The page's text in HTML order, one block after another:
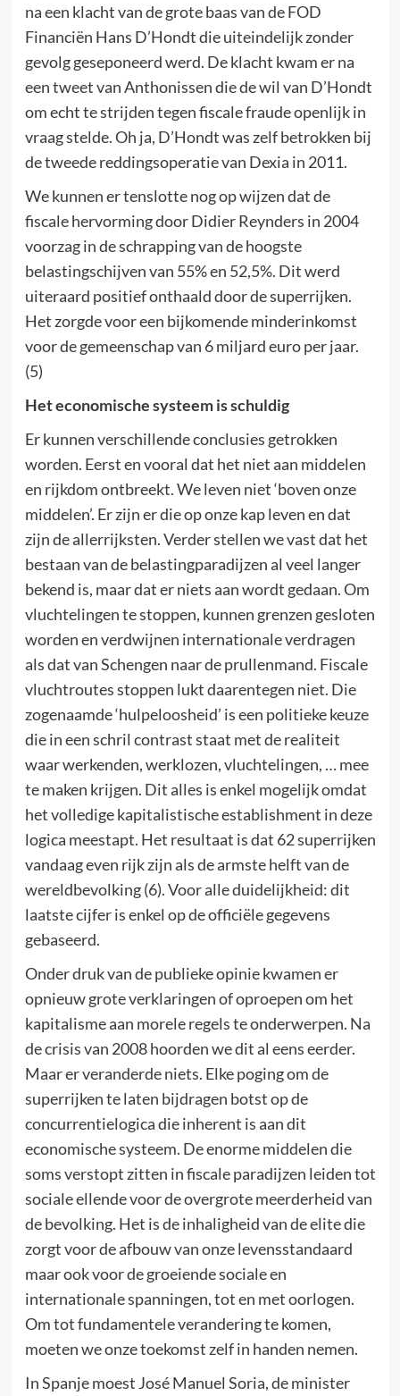
na een klacht van de grote baas van de FOD
Financiën Hans D’Hondt die uiteindelijk zonder
gevolg geseponeerd werd. De klacht kwam er na
een tweet van Anthonissen die de wil van D’Hondt
om echt te strijden tegen fiscale fraude openlijk in
vraag stelde. Oh ja, D’Hondt was zelf betrokken bij
de tweede reddingsoperatie van Dexia in 2011.
We kunnen er tenslotte nog op wijzen dat de
fiscale hervorming door Didier Reynders in 2004
voorzag in de schrapping van de hoogste
belastingschijven van 55% en 52,5%. Dit werd
uiteraard positief onthaald door de superrijken.
Het zorgde voor een bijkomende minderinkomst
voor de gemeenschap van 6 miljard euro per jaar.
(5)
Het economische systeem is schuldig
Er kunnen verschillende conclusies getrokken
worden. Eerst en vooral dat het niet aan middelen
en rijkdom ontbreekt. We leven niet ‘boven onze
middelen’. Er zijn er die op onze kap leven en dat
zijn de allerrijksten. Verder stellen we vast dat het
bestaan van de belastingparadijzen al veel langer
bekend is, maar dat er niets aan wordt gedaan. Om
vluchtelingen te stoppen, kunnen grenzen gesloten
worden en verdwijnen internationale verdragen
als dat van Schengen naar de prullenmand. Fiscale
vluchtroutes stoppen lukt daarentegen niet. Die
zogenaamde ‘hulpeloosheid’ is een politieke keuze
die in een schril contrast staat met de realiteit
waar werkenden, werklozen, vluchtelingen, … mee
te maken krijgen. Dit alles is enkel mogelijk omdat
het volledige kapitalistische establishment in deze
logica meestapt. Het resultaat is dat 62 superrijken
vandaag even rijk zijn als de armste helft van de
wereldbevolking (6). Voor alle duidelijkheid: dit
laatste cijfer is enkel op de officiële gegevens
gebaseerd.
Onder druk van de publieke opinie kwamen er
opnieuw grote verklaringen of oproepen om het
kapitalisme aan morele regels te onderwerpen. Na
de crisis van 2008 hoorden we dit al eens eerder.
Maar er veranderde niets. Elke poging om de
superrijken te laten bijdragen botst op de
concurrentielogica die inherent is aan dit
economische systeem. De enorme middelen die
soms verstopt zitten in fiscale paradijzen leiden tot
sociale ellende voor de overgrote meerderheid van
de bevolking. Het is de inhaligheid van de elite die
zorgt voor de afbouw van onze levensstandaard
maar ook voor de groeiende sociale en
internationale spanningen, tot en met oorlogen.
Om tot fundamentele verandering te komen,
moeten we onze toekomst zelf in handen nemen.
In Spanje moest José Manuel Soria, de minister